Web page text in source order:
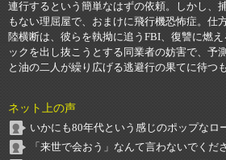
連行するという簡単なはずの依頼。しかし、
もない理屈屋で、おまけに飛行機恐怖症。仕
陸横断は、彼らを執拗に追うFBI、復讐に燃
ックを出し抜こうとする同業者の妨害で、予
と油の二人が繰り広げる逃避行の果てに待つ
ネット上の声
いかにも80年代という感じのポップなロ
「来世で会おう」なんて言わないでくだ